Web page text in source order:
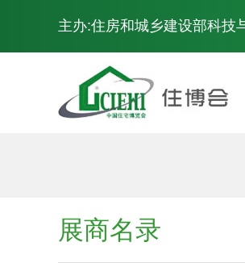
主办:住房和城乡建设部科
展商名录